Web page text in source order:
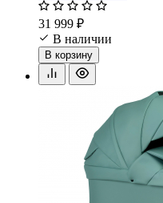
31 999 ₽
В наличии
В корзину